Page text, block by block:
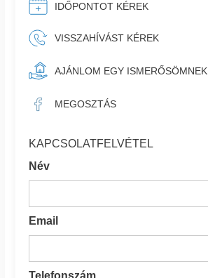
IDŐPONTOT KÉREK
VISSZAHÍVÁST KÉREK
AJÁNLOM EGY ISMERŐSÖMNEK
MEGOSZTÁS
KAPCSOLATFELVÉTEL
Név
Email
Telefonszám